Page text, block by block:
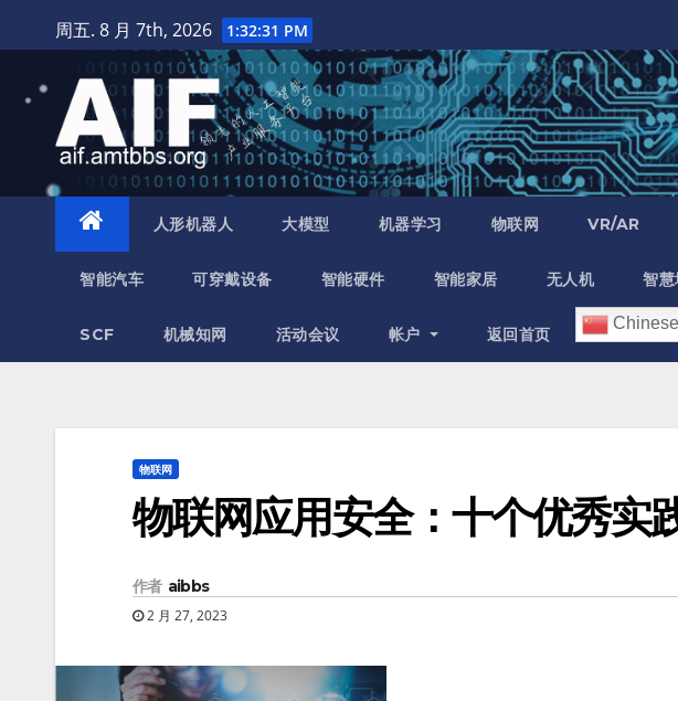
至
周五. 8 月 7th, 2026 1:32:32 PM
人形机器人 大模型 机器学习 物联网 VR/AR
智能汽车 可穿戴设备 智能硬件 智能家居 无人机 智
SCF 机械知网 活动会议 帐户 返回首页
物联网
物联网应用安全：十个优秀实
作者 aibbs
2 月 27, 2023